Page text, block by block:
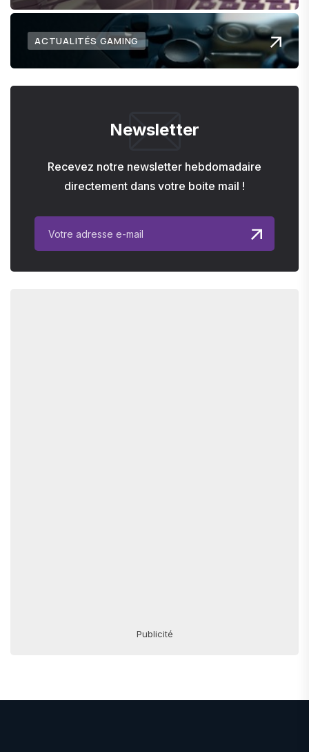
ACTUALITÉS GAMING
Newsletter
Recevez notre newsletter hebdomadaire
directement dans votre boite mail !
Publicité